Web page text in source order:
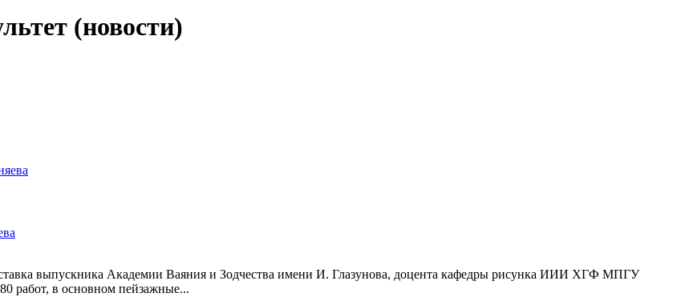
(новости)
выпускника Академии Ваяния и Зодчества имени И. Глазунова, доцента кафедры рисунка ИИИ ХГФ МПГУ
работ, в основном пейзажные...